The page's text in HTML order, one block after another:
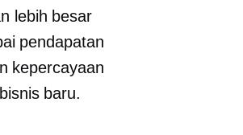
lebih besar
pendapatan
kepercayaan
baru.